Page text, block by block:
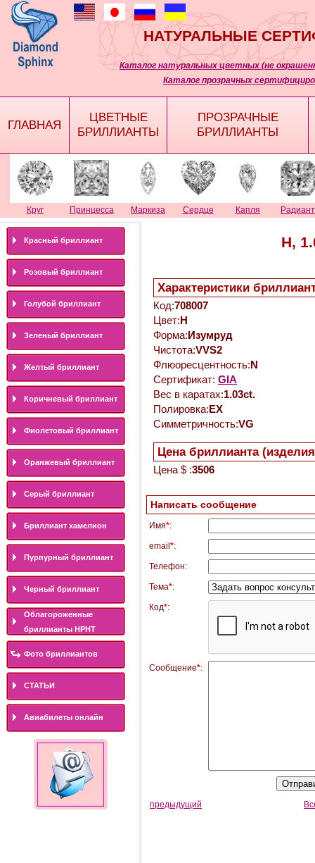
НАТУРАЛЬНЫЕ
Каталог натуральных цветных (не
Каталог прозрачных
ГЛАВНАЯ
ЦВЕТНЫЕ
БРИЛЛИАНТЫ
ПРОЗРАЧНЫЕ
БРИЛЛИАНТЫ
Круг Принцесса Маркиза Сердце Капля Радиант
Красный бриллиант
Розовый бриллиант
Голубой бриллиант
Зеленый бриллиант
Желтый бриллиант
Коричневый бриллиант
Фиолетовый бриллиант
Оранжевый бриллиант
Серый бриллиант
Бриллиант хамелион
Пурпурный бриллиант
Черный бриллиант
Облагороженные
бриллианты HPHT
Фото бриллиантов
СТАТЬИ
Авиабилеты онлайн
H,
Характеристики
Код:708007
Цвет:H
Форма:Изумруд
Чистота:VVS2
Флюоресцентность:N
Сертификат: GIA
Вес в каратах:1.03ct.
Полировка:EX
Симметричность:VG
Цена бриллианта
Цена $ :3506
Написать сообщение
Имя*:
email*:
Телефон:
Тема*:
Код*:
Сообщение*:
предыдущий